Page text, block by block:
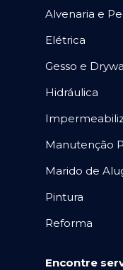
Alvenaria e
Elétrica
Gesso e
Hidráulica
Manutenção
Marido de
Pintura
Reforma
Encontre